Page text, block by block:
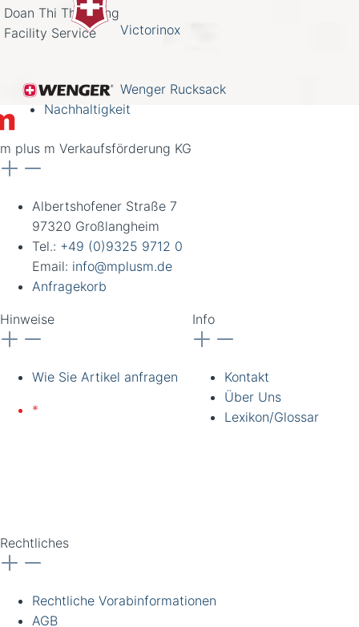
Victorinox
Wenger Rucksack
Nachhaltigkeit
Doan Thi Thu Hang
Facility Service
m plus m Verkaufsförderung KG
Albertshofener Straße 7
97320 Großlangheim
Tel.: +49 (0)9325 9712 0
Email: info@mplusm.de
Anfragekorb
Hinweise
Wie Sie Artikel anfragen
*
Info
Kontakt
Über Uns
Lexikon/Glossar
Rechtliches
Rechtliche Vorabinformationen
AGB